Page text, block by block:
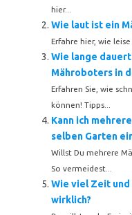
hier...
Wie laut ist ein
Erfahre hier, wie
Wie lange
Mähroboters in
Erfahren Sie, wie
können! Tipps...
Kann ich
selben Garten
Willst Du mehrere
So vermeidest...
Wie viel Zeit
wirklich?